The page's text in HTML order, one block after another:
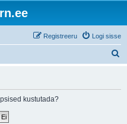
Logi sisse
Registreeru
kustutada?